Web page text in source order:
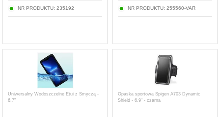
NR PRODUKTU: 235192 NR PRODUKTU: 255560-VAR
Uniwersalny Wodoszczelne Etui z Smyczą -
6.7"
Opaska sportowa Spigen A703 Dynamic
Shield - 6.9" - czarna